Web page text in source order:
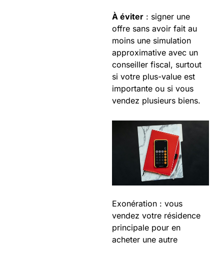
À éviter : signer une
offre sans avoir fait au
moins une simulation
approximative avec un
conseiller fiscal, surtout
si votre plus-value est
importante ou si vous
vendez plusieurs biens.
Exonération : vous
vendez votre résidence
principale pour en
acheter une autre